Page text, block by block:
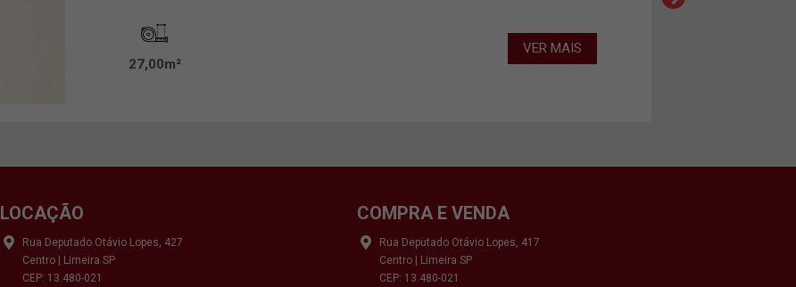
27,00m²
VER MAIS
LOCAÇÃO
Rua Deputado Otávio Lopes, 427
Centro | Limeira SP
CEP: 13.480-021
COMPRA E VENDA
Rua Deputado Otávio Lopes, 417
Centro | Limeira SP
CEP: 13.480-021